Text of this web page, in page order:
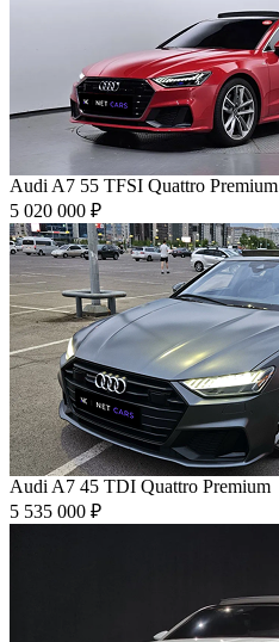
Audi A7 55 TFSI Quattro Premium
5 020 000 ₽
Audi A7 45 TDI Quattro Premium
5 535 000 ₽